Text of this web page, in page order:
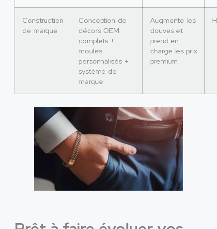
Construction
de marque
Conception de
décors OEM
complets +
moules
personnalisés +
système de
marque
Augmente les
douves et
prend en
charge les prix
premium